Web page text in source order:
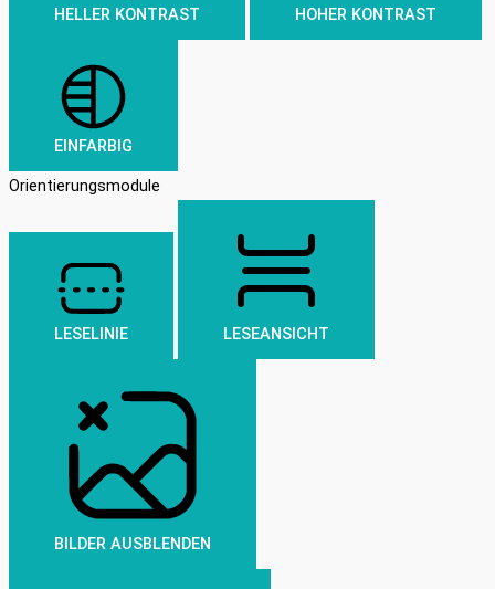
HELLER KONTRAST HOHER KONTRAST
EINFARBIG
Orientierungsmodule
LESELINIE LESEANSICHT
BILDER AUSBLENDEN